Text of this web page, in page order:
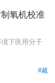
氧机校准
下医用分子
#藏